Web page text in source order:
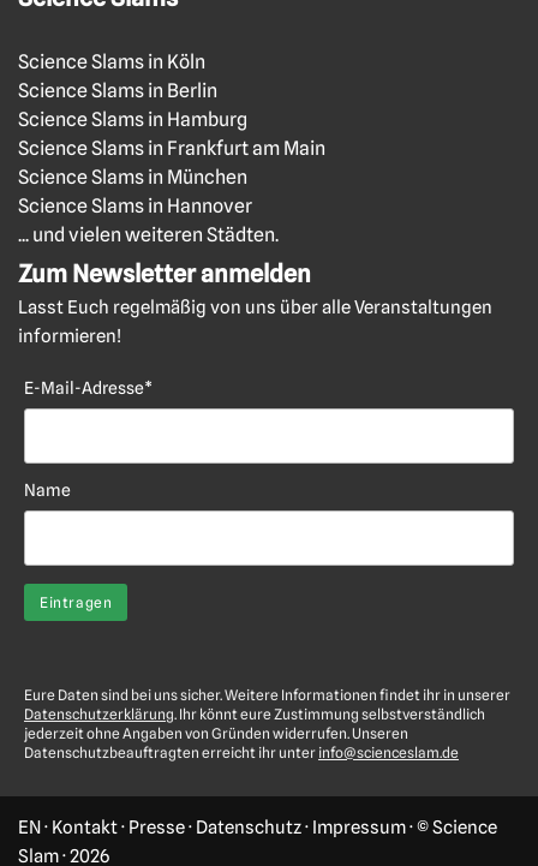
Science Slams in Köln
Science Slams in Berlin
Science Slams in Hamburg
Science Slams in Frankfurt am Main
Science Slams in München
Science Slams in Hannover
... und vielen weiteren Städten.
Zum Newsletter anmelden
Lasst Euch regelmäßig von uns über alle Veranstaltungen
informieren!
E-Mail-Adresse*
Name
Eure Daten sind bei uns sicher. Weitere Informationen findet ihr in unserer
Datenschutzerklärung. Ihr könnt eure Zustimmung selbstverständlich
jederzeit ohne Angaben von Gründen widerrufen. Unseren
Datenschutzbeauftragten erreicht ihr unter info@scienceslam.de
EN· Kontakt· Presse· Datenschutz· Impressum· © Science
Slam ·2026